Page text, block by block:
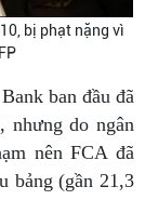
bị phạt nặng vì
ban đầu đã
nhưng do ngân
nên FCA đã
bảng (gần 21,3